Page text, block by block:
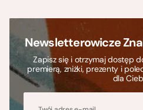
Newsletterowicze
Zapisz się i otrzymaj dostęp
premierą, zniżki, prezenty i
dla